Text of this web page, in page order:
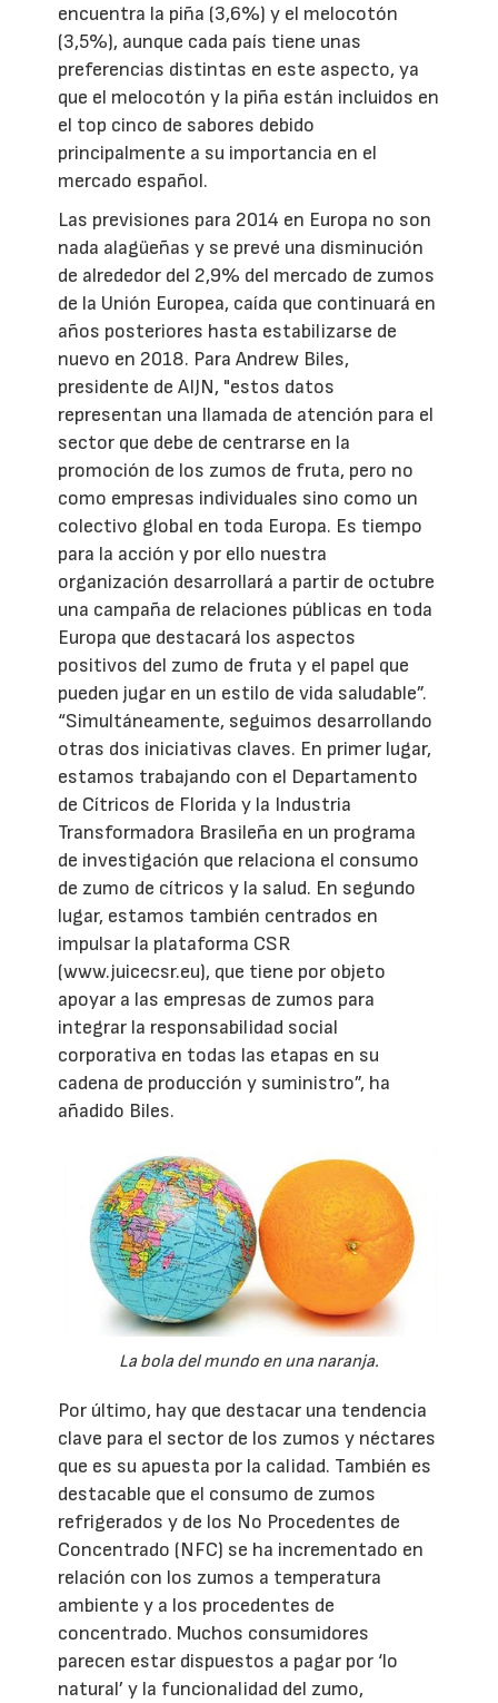
encuentra la piña (3,6%) y el melocotón
(3,5%), aunque cada país tiene unas
preferencias distintas en este aspecto, ya
que el melocotón y la piña están incluidos en
el top cinco de sabores debido
principalmente a su importancia en el
mercado español.
Las previsiones para 2014 en Europa no son
nada alagüeñas y se prevé una disminución
de alrededor del 2,9% del mercado de zumos
de la Unión Europea, caída que continuará en
años posteriores hasta estabilizarse de
nuevo en 2018. Para Andrew Biles,
presidente de AIJN, "estos datos
representan una llamada de atención para el
sector que debe de centrarse en la
promoción de los zumos de fruta, pero no
como empresas individuales sino como un
colectivo global en toda Europa. Es tiempo
para la acción y por ello nuestra
organización desarrollará a partir de octubre
una campaña de relaciones públicas en toda
Europa que destacará los aspectos
positivos del zumo de fruta y el papel que
pueden jugar en un estilo de vida saludable”.
“Simultáneamente, seguimos desarrollando
otras dos iniciativas claves. En primer lugar,
estamos trabajando con el Departamento
de Cítricos de Florida y la Industria
Transformadora Brasileña en un programa
de investigación que relaciona el consumo
de zumo de cítricos y la salud. En segundo
lugar, estamos también centrados en
impulsar la plataforma CSR
(www.juicecsr.eu), que tiene por objeto
apoyar a las empresas de zumos para
integrar la responsabilidad social
corporativa en todas las etapas en su
cadena de producción y suministro”, ha
añadido Biles.
La bola del mundo en una naranja.
Por último, hay que destacar una tendencia
clave para el sector de los zumos y néctares
que es su apuesta por la calidad. También es
destacable que el consumo de zumos
refrigerados y de los No Procedentes de
Concentrado (NFC) se ha incrementado en
relación con los zumos a temperatura
ambiente y a los procedentes de
concentrado. Muchos consumidores
parecen estar dispuestos a pagar por ‘lo
natural’ y la funcionalidad del zumo,